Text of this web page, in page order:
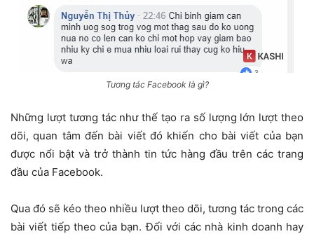
Tương tác Facebook là gì?
Những lượt tương tác như thế tạo ra số lượng lớn lượt theo
dõi, quan tâm đến bài viết đó khiến cho bài viết của bạn
được nổi bật và trở thành tin tức hàng đầu trên các trang
đầu của Facebook.
Qua đó sẽ kéo theo nhiều lượt theo dõi, tương tác trong các
bài viết tiếp theo của bạn. Đối với các nhà kinh doanh hay